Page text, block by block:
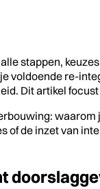
stappen,
voldoende re-
Dit artikel
of de inzet van